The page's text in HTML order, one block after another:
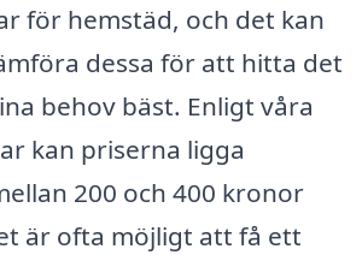
för hemstäd, och det kan
dessa för att hitta det
behov bäst. Enligt våra
kan priserna ligga
200 och 400 kronor
är ofta möjligt att få ett